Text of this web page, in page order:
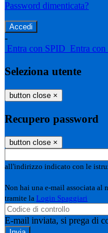
Password dimenticata?
-
Entra con SPID Entra con
Seleziona utente
button close ×
Recupero password
button close ×
all'indirizzo indicato con le
Non hai una e-mail associata al
tramite la Login Spaggiari
E-mail inviata, si prega di